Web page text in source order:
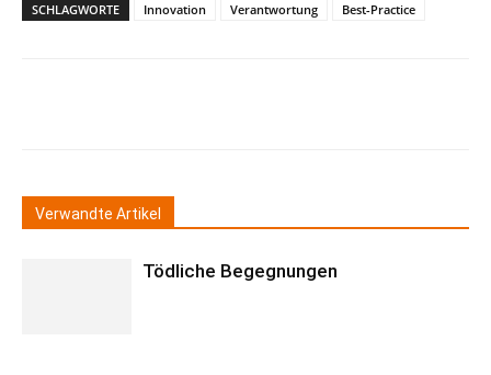
SCHLAGWORTE Innovation Verantwortung Best-Practice
Verwandte Artikel
Tödliche Begegnungen